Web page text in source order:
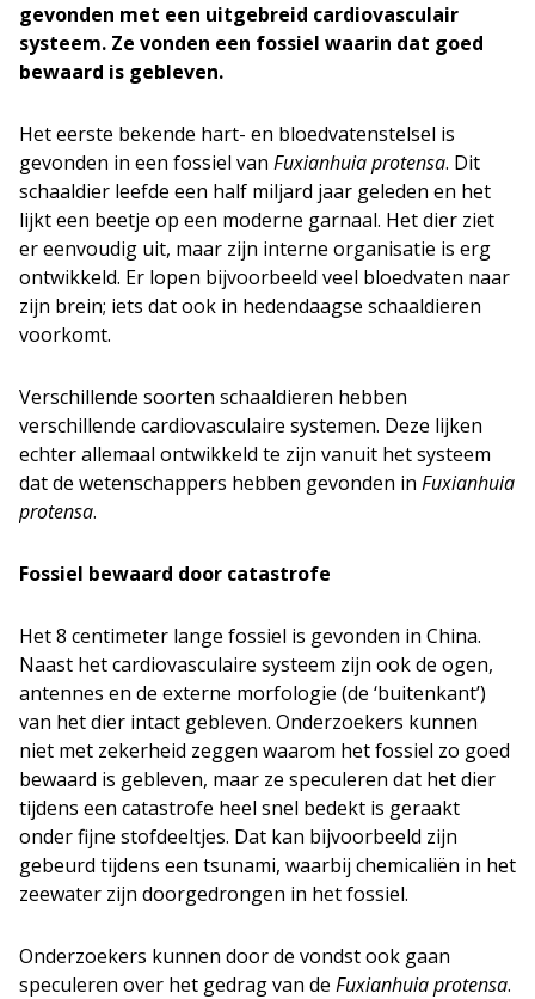
gevonden met een uitgebreid cardiovasculair
systeem. Ze vonden een fossiel waarin dat goed
bewaard is gebleven.
Het eerste bekende hart- en bloedvatenstelsel is
gevonden in een fossiel van Fuxianhuia protensa. Dit
schaaldier leefde een half miljard jaar geleden en het
lijkt een beetje op een moderne garnaal. Het dier ziet
er eenvoudig uit, maar zijn interne organisatie is erg
ontwikkeld. Er lopen bijvoorbeeld veel bloedvaten naar
zijn brein; iets dat ook in hedendaagse schaaldieren
voorkomt.
Verschillende soorten schaaldieren hebben
verschillende cardiovasculaire systemen. Deze lijken
echter allemaal ontwikkeld te zijn vanuit het systeem
dat de wetenschappers hebben gevonden in Fuxianhuia
protensa.
Fossiel bewaard door catastrofe
Het 8 centimeter lange fossiel is gevonden in China.
Naast het cardiovasculaire systeem zijn ook de ogen,
antennes en de externe morfologie (de ‘buitenkant’)
van het dier intact gebleven. Onderzoekers kunnen
niet met zekerheid zeggen waarom het fossiel zo goed
bewaard is gebleven, maar ze speculeren dat het dier
tijdens een catastrofe heel snel bedekt is geraakt
onder fijne stofdeeltjes. Dat kan bijvoorbeeld zijn
gebeurd tijdens een tsunami, waarbij chemicaliën in het
zeewater zijn doorgedrongen in het fossiel.
Onderzoekers kunnen door de vondst ook gaan
speculeren over het gedrag van de Fuxianhuia protensa.